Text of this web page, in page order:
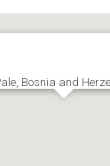
Bosnia and